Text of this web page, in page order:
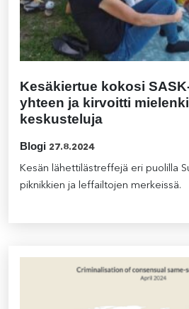
Kesäkiertue kokosi
yhteen ja kirvoitti
keskusteluja
Blogi 27.8.2024
Kesän lähettilästreffejä eri puolilla
piknikkien ja leffailtojen merkeissä.